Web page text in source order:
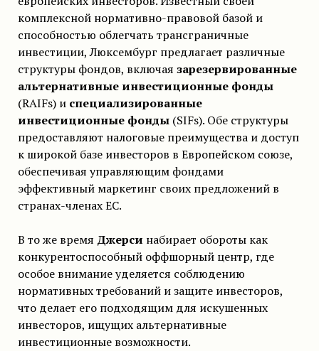
комплексной нормативно-правовой базой и
способностью облегчать трансграничные
инвестиции, Люксембург предлагает различные
структуры фондов, включая зарезервированные
альтернативные инвестиционные фонды
(RAIFs) и специализированные
инвестиционные фонды(SIFs). Обе структуры
предоставляют налоговые преимущества и доступ
к широкой базе инвесторов в Европейском союзе,
обеспечивая управляющим фондами
эффективный маркетинг своих предложений в
странах-членах ЕС.
В то же время Джерси набирает обороты как
конкурентоспособный оффшорный центр, где
особое внимание уделяется соблюдению
нормативных требований и защите инвесторов,
что делает его подходящим для искушенных
инвесторов, ищущих альтернативные
инвестиционные возможности.